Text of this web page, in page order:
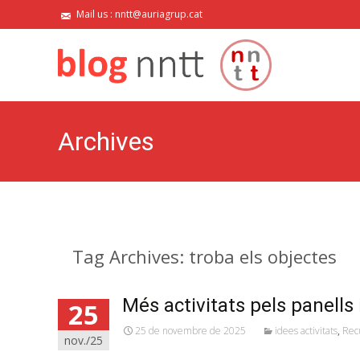
Mail us : nntt@auriagrup.cat
Archives
Tag Archives: troba els objectes
25
nov./25
Més activitats pels
25 de novembre de 2025 idees activitats,